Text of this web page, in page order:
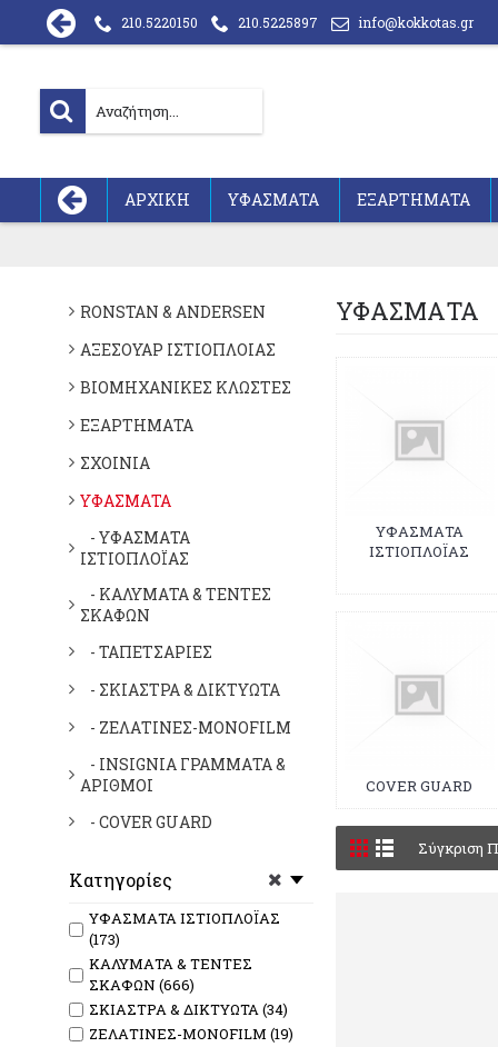
210.5220150 210.5225897 info@kokkotas.gr
ΑΡΧΙΚΗ ΥΦΑΣΜΑΤΑ ΕΞΑΡΤΗΜΑΤΑ
RONSTAN & ANDERSEN
ΑΞΕΣΟΥΑΡ ΙΣΤΙΟΠΛΟΙΑΣ
ΒΙΟΜΗΧΑΝΙΚΕΣ ΚΛΩΣΤΕΣ
ΕΞΑΡΤΗΜΑΤΑ
ΣΧΟΙΝΙΑ
ΥΦΑΣΜΑΤΑ
- ΥΦΑΣΜΑΤΑ
ΙΣΤΙΟΠΛΟΪΑΣ
- ΚΑΛΥΜΑΤΑ & ΤΕΝΤΕΣ
ΣΚΑΦΩΝ
- ΤΑΠΕΤΣΑΡΙΕΣ
- ΣΚΙΑΣΤΡΑ & ΔΙΚΤΥΩΤΑ
- ΖΕΛΑΤΙΝΕΣ-MONOFILM
- INSIGNIA ΓΡΑΜΜΑΤΑ &
ΑΡΙΘΜΟΙ
- COVER GUARD
Κατηγορίες
ΥΦΑΣΜΑΤΑ ΙΣΤΙΟΠΛΟΪΑΣ
(173)
ΚΑΛΥΜΑΤΑ & ΤΕΝΤΕΣ
ΣΚΑΦΩΝ (666)
ΣΚΙΑΣΤΡΑ & ΔΙΚΤΥΩΤΑ (34)
ΖΕΛΑΤΙΝΕΣ-MONOFILM (19)
ΥΦΑΣΜΑΤΑ
ΥΦΑΣΜΑΤΑ
ΙΣΤΙΟΠΛΟΪΑΣ
COVER GUARD
Σύγκριση